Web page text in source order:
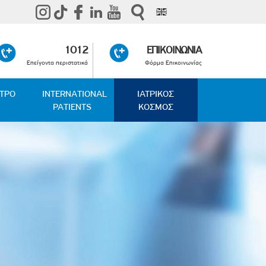
1012
Επείγοντα περιστατικά
ΕΠΙΚΟΙΝΩΝΙΑ
Φόρμα Επικοινωνίας
INTERNATIONAL
PATIENTS
ΙΑΤΡΙΚΟΣ
ΚΟΣΜΟΣ